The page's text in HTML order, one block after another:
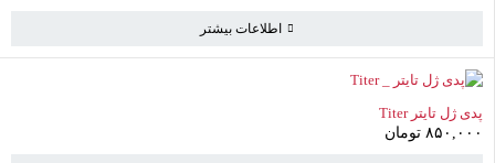
اطلاعات بیشتر
پدی ژل تایتر Titer
۸۵۰,۰۰۰ تومان
به خرید ادامه دهید